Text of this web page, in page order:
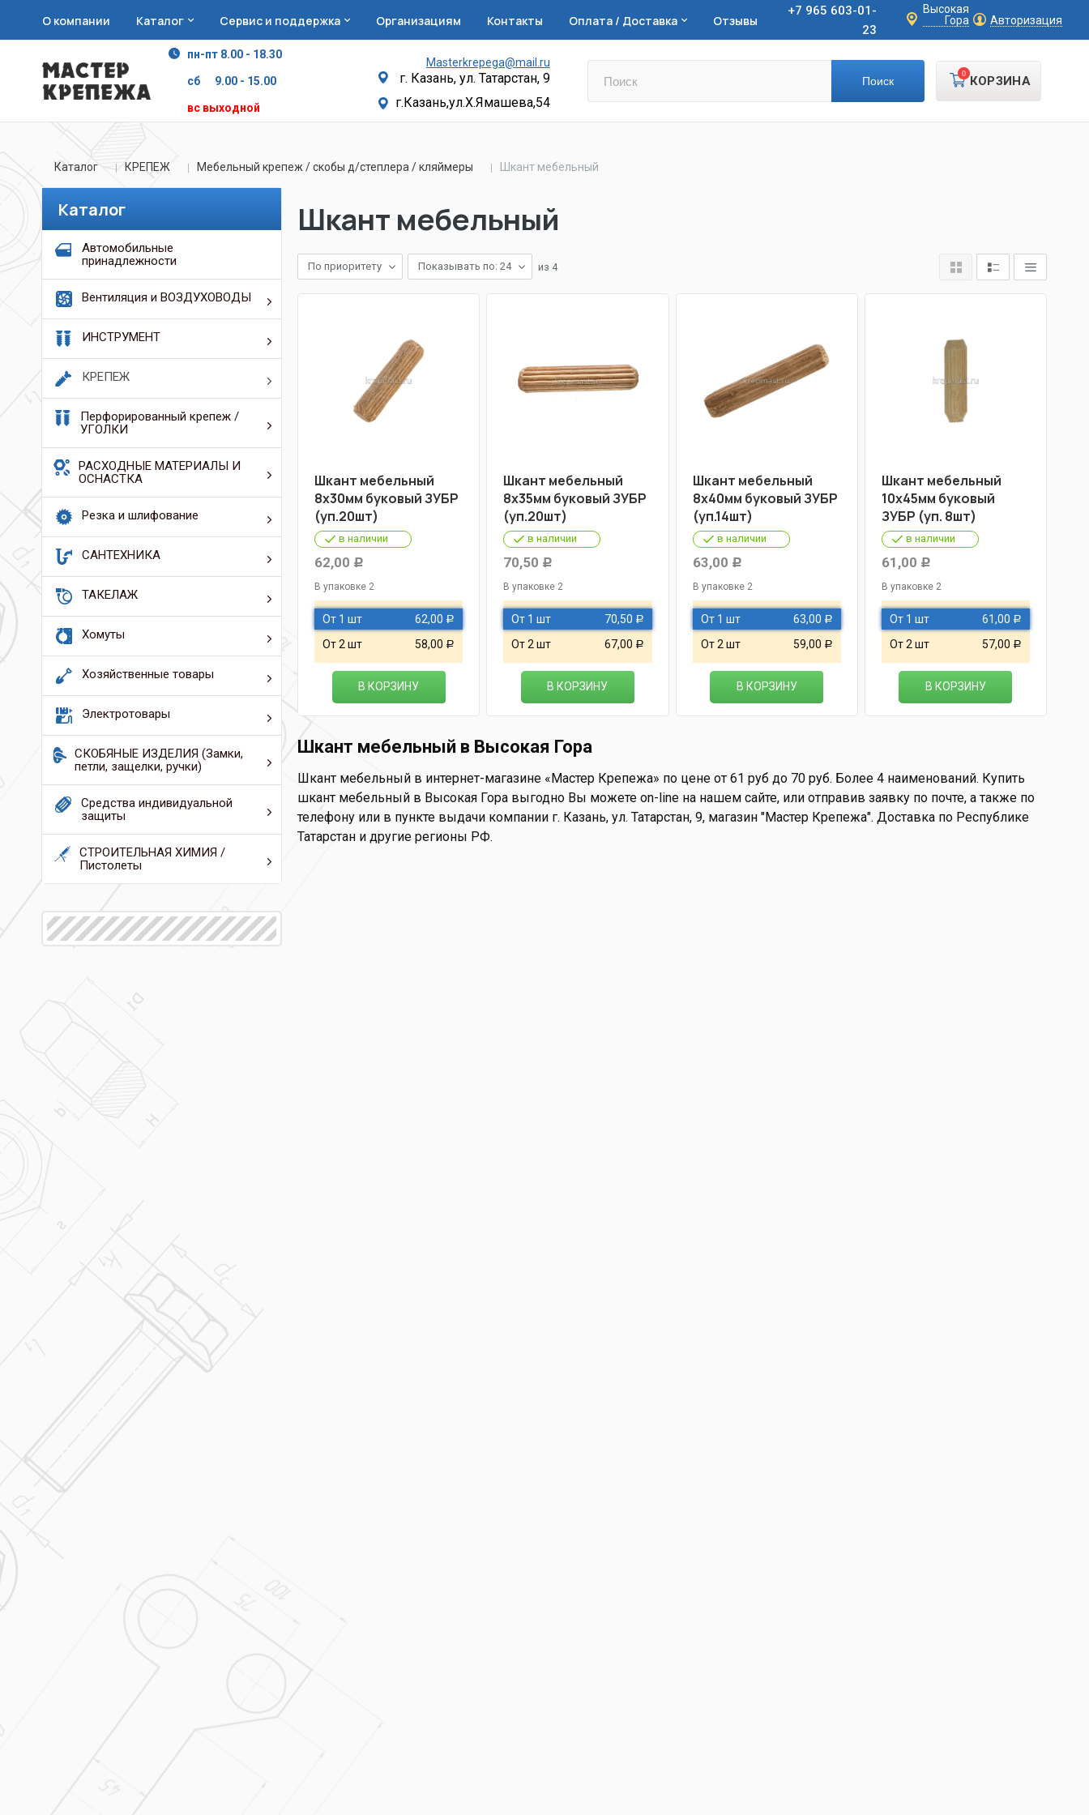
О компании Каталог Сервис и поддержка Организациям Контакты Оплата / Доставка Отзывы
+7 965 603-01-
23
Высокая
Гора
Авторизация
пн-пт 8.00 - 18.30
сб 9.00 - 15.00
вс выходной
Masterkrepega@mail.ru
г. Казань, ул. Татарстан, 9
г.Казань,ул.Х.Ямашева,54
КОРЗИНА
0
Каталог КРЕПЕЖ Мебельный крепеж / скобы д/степлера / кляймеры Шкант мебельный
Каталог
Автомобильные
принадлежности
Вентиляция и ВОЗДУХОВОДЫ
ИНСТРУМЕНТ
КРЕПЕЖ
Перфорированный крепеж /
УГОЛКИ
РАСХОДНЫЕ МАТЕРИАЛЫ И
ОСНАСТКА
Резка и шлифование
САНТЕХНИКА
ТАКЕЛАЖ
Хомуты
Хозяйственные товары
Электротовары
СКОБЯНЫЕ ИЗДЕЛИЯ (Замки,
петли, защелки, ручки)
Средства индивидуальной
защиты
СТРОИТЕЛЬНАЯ ХИМИЯ /
Пистолеты
Шкант мебельный
По приоритету Показывать по: 24 из 4
Шкант мебельный
8х30мм буковый ЗУБР
(уп.20шт)
в наличии
62,00 Р
В упаковке 2
От 1 шт 62,00 Р
От 2 шт 58,00 Р
В КОРЗИНУ
Шкант мебельный
8х35мм буковый ЗУБР
(уп.20шт)
в наличии
70,50 Р
В упаковке 2
От 1 шт 70,50 Р
От 2 шт 67,00 Р
В КОРЗИНУ
Шкант мебельный
8х40мм буковый ЗУБР
(уп.14шт)
в наличии
63,00 Р
В упаковке 2
От 1 шт 63,00 Р
От 2 шт 59,00 Р
В КОРЗИНУ
Шкант мебельный
10х45мм буковый
ЗУБР (уп. 8шт)
в наличии
61,00 Р
В упаковке 2
От 1 шт 61,00 Р
От 2 шт 57,00 Р
В КОРЗИНУ
Шкант мебельный в Высокая Гора
Шкант мебельный в интернет-магазине «Мастер Крепежа» по цене от 61 руб до 70 руб. Более 4 наименований. Купить
шкант мебельный в Высокая Гора выгодно Вы можете on-line на нашем сайте, или отправив заявку по почте, а также по
телефону или в пункте выдачи компании г. Казань, ул. Татарстан, 9, магазин "Мастер Крепежа". Доставка по Республике
Татарстан и другие регионы РФ.